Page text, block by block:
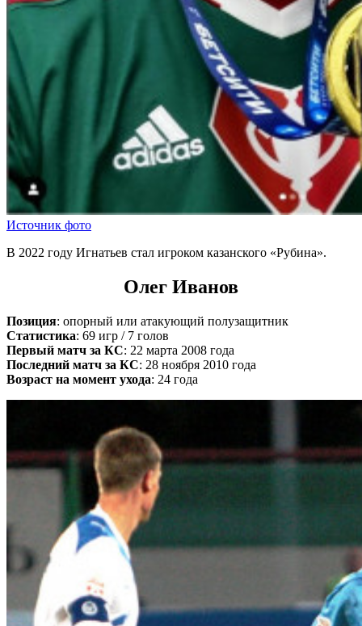
Источник фото
В 2022 году Игнатьев стал игроком казанского «Рубина».
Олег Иванов
Позиция: опорный или атакующий полузащитник
Статистика: 69 игр / 7 голов
Первый матч за КС: 22 марта 2008 года
Последний матч за КС: 28 ноября 2010 года
Возраст на момент ухода: 24 года